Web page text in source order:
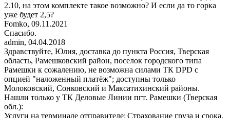
2.10, на этом комплекте такое возможно? И если да то горка
уже будет 2,5?
Fomko, 09.11.2021
Спасибо.
admin, 04.04.2018
Здравствуйте, Юлия, доставка до пункта Россия, Тверская
область, Рамешковский район, поселок городского типа
Рамешки к сожалению, не возможна силами ТК DPD с
опцией "наложенный платёж"; доступны только
Молоковский, Сонковский и Максатихинский районы.
Нашли только у ТК Деловые Линии пгт. Рамешки (Тверская
обл.):
Услуги на терминале отправителе: Страхование груза и срока,